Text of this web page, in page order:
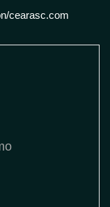
cearasc.com